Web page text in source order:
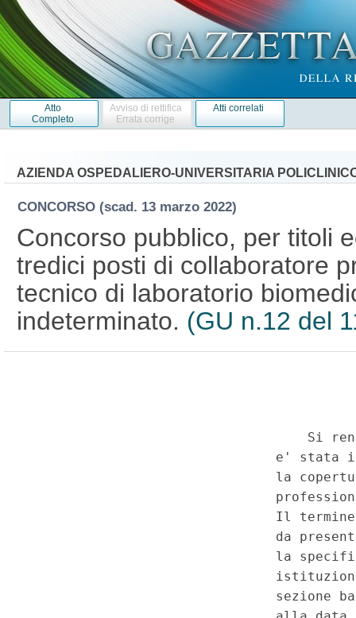
Atto
Completo
Avviso di rettifica
Errata corrige
Atti correlati
AZIENDA OSPEDALIERO-UNIVERSITARIA
CONCORSO (scad. 13 marzo 2022)
Concorso pubblico, per titoli
tredici posti di collaboratore
tecnico di laboratorio
indeterminato. (GU n.12 del